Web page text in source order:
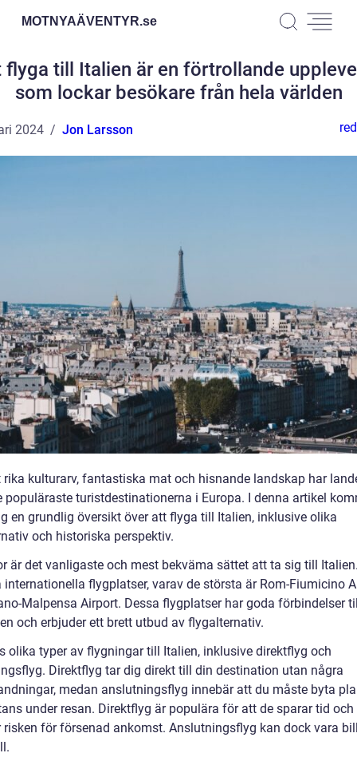
MOTNYAÄVENTYR.se
flyga till Italien är en förtrollande
som lockar besökare från hela världen
2024 Jon Larsson
rika kulturarv, fantastiska mat och hisnande landskap har
populäraste turistdestinationerna i Europa. I denna artikel
en grundlig översikt över att flyga till Italien, inklusive olika
och historiska perspektiv.
är det vanligaste och mest bekväma sättet att ta sig till
internationella flygplatser, varav de största är Rom-Fiumicino
Malpensa Airport. Dessa flygplatser har goda förbindelser
och erbjuder ett brett utbud av flygalternativ.
olika typer av flygningar till Italien, inklusive direktflyg och
Direktflyg tar dig direkt till din destination utan några
medan anslutningsflyg innebär att du måste byta
under resan. Direktflyg är populära för att de sparar tid och
risken för försenad ankomst. Anslutningsflyg kan dock vara